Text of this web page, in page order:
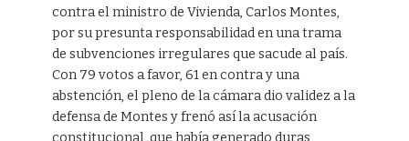
contra el ministro de Vivienda, Carlos Montes,
por su presunta responsabilidad en una trama
de subvenciones irregulares que sacude al país.
Con 79 votos a favor, 61 en contra y una
abstención, el pleno de la cámara dio validez a la
defensa de Montes y frenó así la acusación
constitucional, que había generado duras